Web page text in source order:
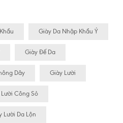
Giày Da Nhập Khẩu Ý
Giày Đế Da
Dây Giày Lười
Công Sỏ
Lười Da Lộn